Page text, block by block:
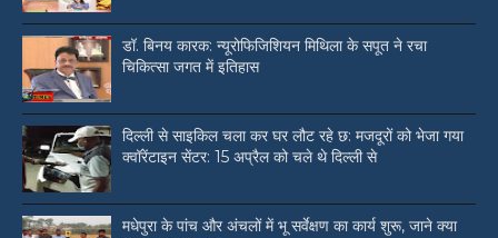
डॉ. बिनय कारक: न्यूरोफिजिशियन मिथिला के सपूत ने रचा
चिकित्सा जगत में इतिहास
दिल्ली से साइकिल चला कर घर लौट रहे छ: मजदूरों को भेजा गया
क्वॉरेंटाइन सेंटर: 15 अप्रैल को चले थे दिल्ली से
मधेपुरा के पांच और अंचलों में भू सर्वेक्षण का कार्य शुरू, जाने क्या